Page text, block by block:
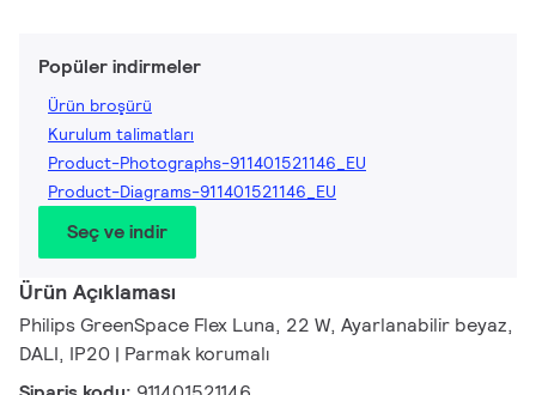
Popüler indirmeler
Ürün broşürü
Kurulum talimatları
Product-Photographs-911401521146_EU
Product-Diagrams-911401521146_EU
Seç ve indir
Ürün Açıklaması
Philips GreenSpace Flex Luna, 22 W, Ayarlanabilir beyaz,
DALI, IP20 | Parmak korumalı